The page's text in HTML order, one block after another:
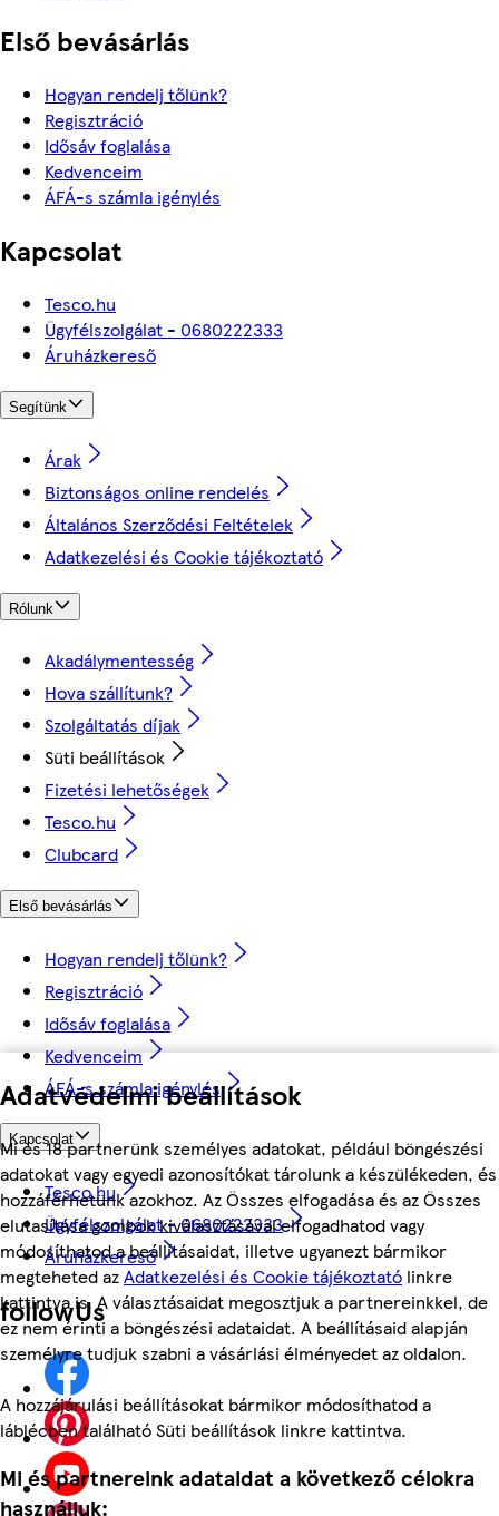
Adatvédelmi beállítások
Mi és 18 partnerünk személyes adatokat, például böngészési
adatokat vagy egyedi azonosítókat tárolunk a készülékeden, és
hozzáférhetünk azokhoz. Az Összes elfogadása és az Összes
elutasítása gombok kiválasztásával elfogadhatod vagy
módosíthatod a beállításaidat, illetve ugyanezt bármikor
megteheted azAdatkezelési és Cookie tájékoztató linkre
kattintva is. A választásaidat megosztjuk a partnereinkkel, de
ez nem érinti a böngészési adataidat. A beállításaid alapján
személyre tudjuk szabni a vásárlási élményedet az oldalon.
A hozzájárulási beállításokat bármikor módosíthatod a
láblécben található Süti beállítások linkre kattintva.
Mi és partnereink adataidat a következő célokra
használjuk:
Első bevásárlás
Hogyan rendelj tőlünk?
Regisztráció
Idősáv foglalása
Kedvenceim
ÁFÁ-s számla igénylés
Kapcsolat
Tesco.hu
Ügyfélszolgálat - 0680222333
Áruházkereső
Segítünk
Árak
Biztonságos online rendelés
Általános Szerződési Feltételek
Adatkezelési és Cookie tájékoztató
Rólunk
Akadálymentesség
Hova szállítunk?
Szolgáltatás díjak
Süti beállítások
Fizetési lehetőségek
Tesco.hu
Clubcard
Első bevásárlás
Hogyan rendelj tőlünk?
Regisztráció
Idősáv foglalása
Kedvenceim
ÁFÁ-s számla igénylés
Kapcsolat
Tesco.hu
Ügyfélszolgálat - 0680222333
Áruházkereső
followUs